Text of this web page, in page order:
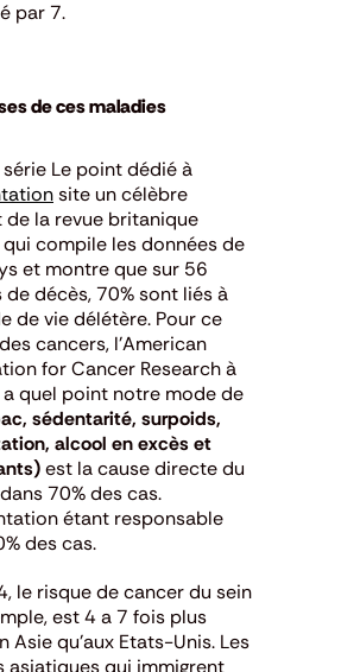
par 7.
de ces maladies
série Le point dédié à
site un célèbre
la revue britanique
qui compile les données de
et montre que sur 56
de décès, 70% sont liés à
de vie délétère. Pour ce
cancers, l’American
for Cancer Research à
quel point notre mode de
sédentarité, surpoids,
alcool en excès et
est la cause directe du
70% des cas.
étant responsable
des cas.
le risque de cancer du sein
est 4 a 7 fois plus
Asie qu’aux Etats-Unis. Les
asiatiques qui immigrent